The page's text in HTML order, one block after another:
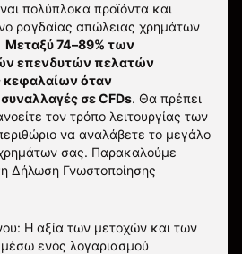
πολύπλοκα προϊόντα και
ραγδαίας απώλειας χρημάτων
Μεταξύ 74–89% των
επενδυτών πελατών
κεφαλαίων όταν
σε CFDs. Θα πρέπει
τον τρόπο λειτουργίας των
να αναλάβετε το μεγάλο
σας. Παρακαλούμε
Δήλωση Γνωστοποίησης
Η αξία των μετοχών και των
ενός λογαριασμού